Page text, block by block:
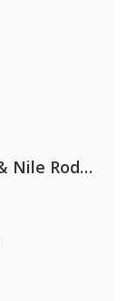
Damiano David, Tyla & Nile Rodgers